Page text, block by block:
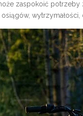
zaspokoić